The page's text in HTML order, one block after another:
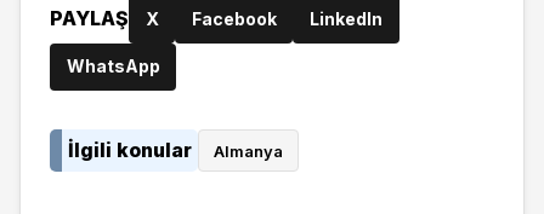
PAYLAŞ X Facebook LinkedIn
WhatsApp
İlgili konular Almanya